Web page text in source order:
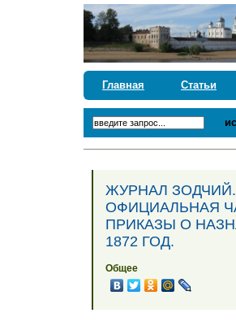
Главная Статьи
ЖУРНАЛ ЗОДЧИЙ.
ОФИЦИАЛЬНАЯ
ПРИКАЗЫ О
1872 ГОД.
Общее